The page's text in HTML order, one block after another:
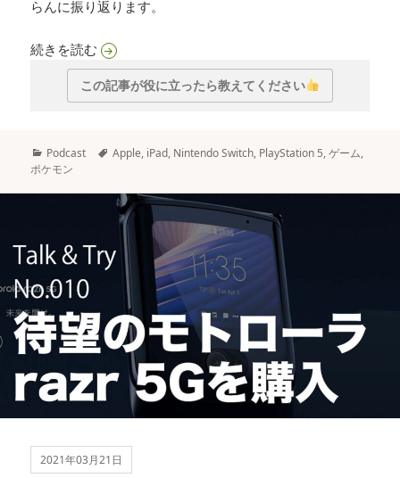
らんに振り返ります。
続きを読むTalk&Try 012「GWでやったこと＆買ったもの」
この記事が役に立ったら教えてください
カ
テ
Podcast
タ
Apple, iPad, Nintendo Switch, PlayStation 5,ゲーム,
ポケモン
2021年03月21日